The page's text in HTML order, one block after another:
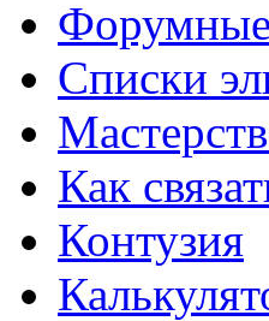
Списки
Как
Контузия